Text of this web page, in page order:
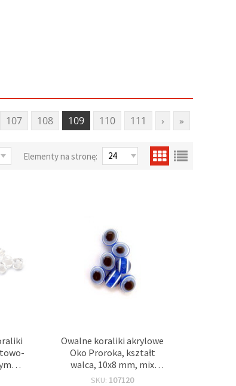
107 108 109 110 111 › »
Elementy na stronę:
Owalne koraliki akrylowe
Oko Proroka, kształt
walca, 10x8 mm, mix
niebieski, 4 kolory, 50 szt.
SKU: 107120